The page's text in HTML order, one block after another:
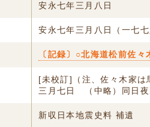
安永七年三月八日
安永七年三月八日（一七
〔記録〕○北海道松前佐
[未校訂]（注、佐々木家は
三月七日 （中略）同日
新収日本地震史料 補遺